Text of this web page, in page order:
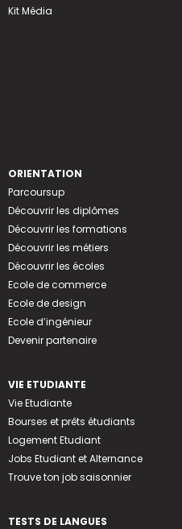
Kit Média
ORIENTATION
Parcoursup
Découvrir les diplômes
Découvrir les formations
Découvrir les métiers
Découvrir les écoles
Ecole de commerce
Ecole de design
Ecole d’ingénieur
Devenir partenaire
VIE ETUDIANTE
Vie Etudiante
Bourses et prêts étudiants
Logement Etudiant
Jobs Etudiant et Alternance
Trouve ton job saisonnier
TESTS DE LANGUES